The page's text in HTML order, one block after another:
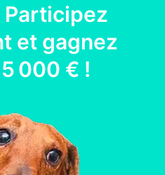
Participez
et gagnez
5 000 € !